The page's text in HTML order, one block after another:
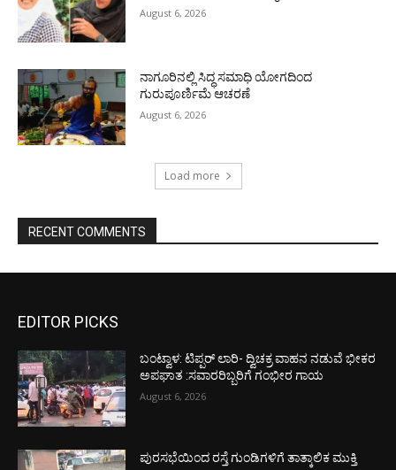
August 6, 2026
ನಾಗೂರಿನಲ್ಲಿ ಸಿದ್ಧ ಸಮಾಧಿ ಯೋಗದಿಂದ
ಗುರುಪೂರ್ಣಿಮೆ ಆಚರಣೆ
August 6, 2026
Load more
RECENT COMMENTS
EDITOR PICKS
ಬಂಟ್ವಾಳ: ಟಿಪ್ಪರ್ ಲಾರಿ- ದ್ವಿಚಕ್ರ ವಾಹನ ನಡುವೆ ಭೀಕರ
ಅಪಘಾತ :ಸವಾರರಿಬ್ಬರಿಗೆ ಗಂಭೀರ ಗಾಯ
August 6, 2026
ಪುರಸಭೆಯಿಂದ ರಸ್ತೆ ಗುಂಡಿಗಳಿಗೆ ತಾತ್ಕಾಲಿಕ ಮುಕ್ತಿ